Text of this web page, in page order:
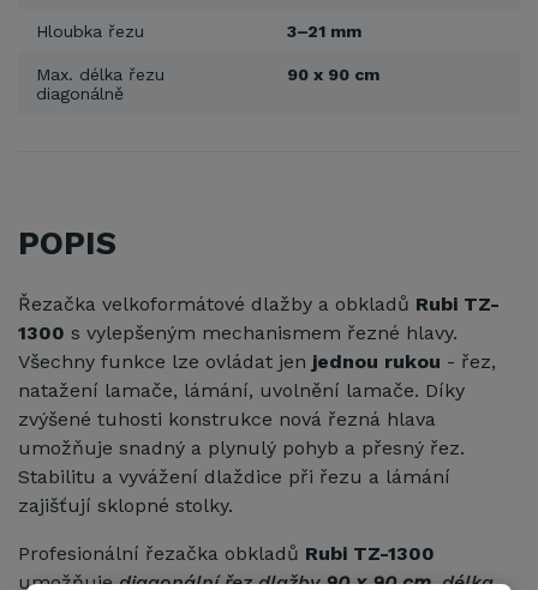
Hloubka řezu 3–21 mm
Max. délka řezu
diagonálně
90 x 90 cm
POPIS
Řezačka velkoformátové dlažby a obkladů Rubi TZ-
1300 s vylepšeným mechanismem řezné hlavy.
Všechny funkce lze ovládat jen jednou rukou - řez,
natažení lamače, lámání, uvolnění lamače. Díky
zvýšené tuhosti konstrukce nová řezná hlava
umožňuje snadný a plynulý pohyb a přesný řez.
Stabilitu a vyvážení dlaždice při řezu a lámání
zajišťují sklopné stolky.
Profesionální řezačka obkladů Rubi TZ-1300
umožňujediagonální řez dlažby90 x 90 cm, délka